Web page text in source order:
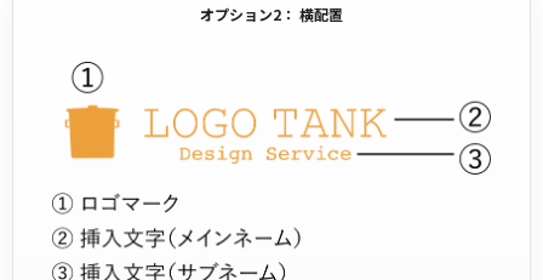
オプション2： 横配置